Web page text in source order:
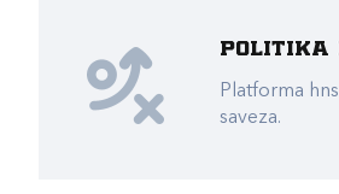
Politika
Platforma
saveza.